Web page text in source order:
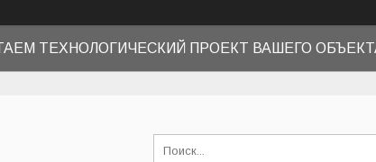
ТЕХНОЛОГИЧЕСКИЙ ПРОЕКТ ВАШЕГО